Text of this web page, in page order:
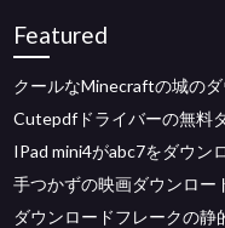
Featured
クールなMinecraftの城の
Cutepdfドライバーの無料
IPad mini4がabc7をダウン
手つかずの映画​​ダウンロー
ダウンロードフレークの静